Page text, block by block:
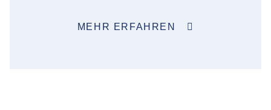
MEHR ERFAHREN